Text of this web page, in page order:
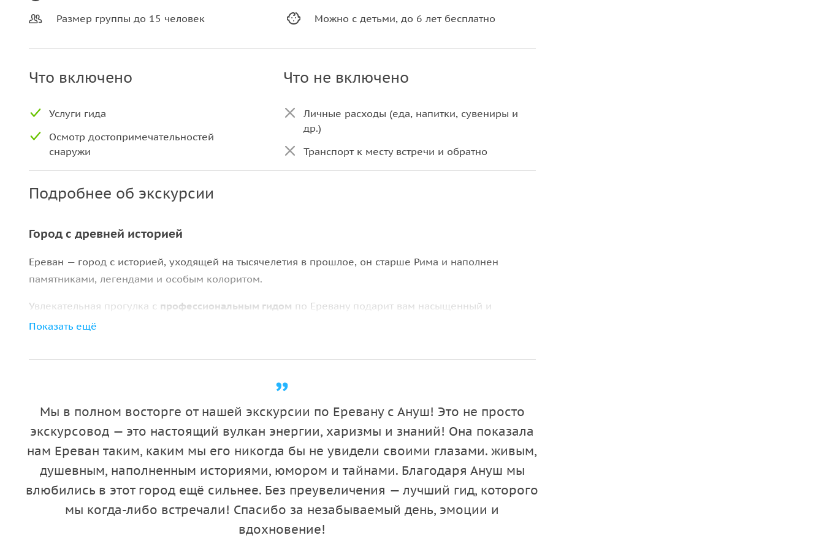
Размер группы до 15 человек
Можно с детьми, до 6 лет бесплатно
Что включено
Услуги гида
Осмотр достопримечательностей
снаружи
Что не включено
Личные расходы (еда, напитки, сувениры и
др.)
Транспорт к месту встречи и обратно
Подробнее об экскурсии
Город с древней историей
Ереван — город с историей, уходящей на тысячелетия в прошлое, он старше Рима и наполнен
памятниками, легендами и особым колоритом.
Увлекательная прогулка с профессиональным гидом по Еревану подарит вам насыщенный и
запоминающийся день в самом сердце Армении. Экскурсия проходит
прошлом и настоящем города, его традициях и современной жизни.
Парк Победыили «Ахтанак» посвящён Второй Мировой войне. Тут есть пруд, аллеи, кафе и
центральный монумент — «Мать Армения». Олицетворяет Родину с мечом в руках. Благодаря своему
расположению на горе, из парка виднеется панорамный вид на местность.
Центра искусств «Кафесчян»и грандиозного архитектурного комплекса
— уникального сооружения с лестницами, фонтанами, скульптурами и панорамными видами
Показать ещё
Мы в полном восторге от нашей экскурсии по Еревану с Ануш! Это не просто
экскурсовод — это настоящий вулкан энергии, харизмы и знаний! Она показала
нам Ереван таким, каким мы его никогда бы не увидели своими глазами. живым,
душевным, наполненным историями, юмором и тайнами. Благодаря Ануш мы
влюбились в этот город ещё сильнее. Без преувеличения — лучший гид, которого
мы когда-либо встречали! Спасибо за незабываемый день, эмоции и
вдохновение!